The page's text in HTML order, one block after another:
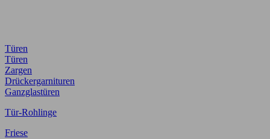
Türen
Türen
Zargen
Drückergarnituren
Ganzglastüren
Tür-Rohlinge
Friese